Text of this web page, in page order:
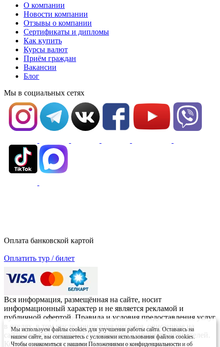
Мы используем файлы cookies для улучшения работы сайта. Оставаясь на
нашем сайте, вы соглашаетесь с условиями использования файлов cookies.
Чтобы ознакомиться с нашими Положениями о конфиденциальности и об
О компании
Новости компании
Отзывы о компании
Сертификаты и дипломы
Как купить
Курсы валют
Приём граждан
Вакансии
Блог
Мы в социальных сетях
Оплата банковской картой
Оплатить тур / билет
Вся информация, размещённая на сайте, носит
информационный характер и не является рекламой и
публичной офертой. Правила и условия предоставления услуг
в отелях, в том числе концепция питания, описанные на
сайте, могут изменяться по решению администрации отелей.
Копирование материалов без письменного согласия